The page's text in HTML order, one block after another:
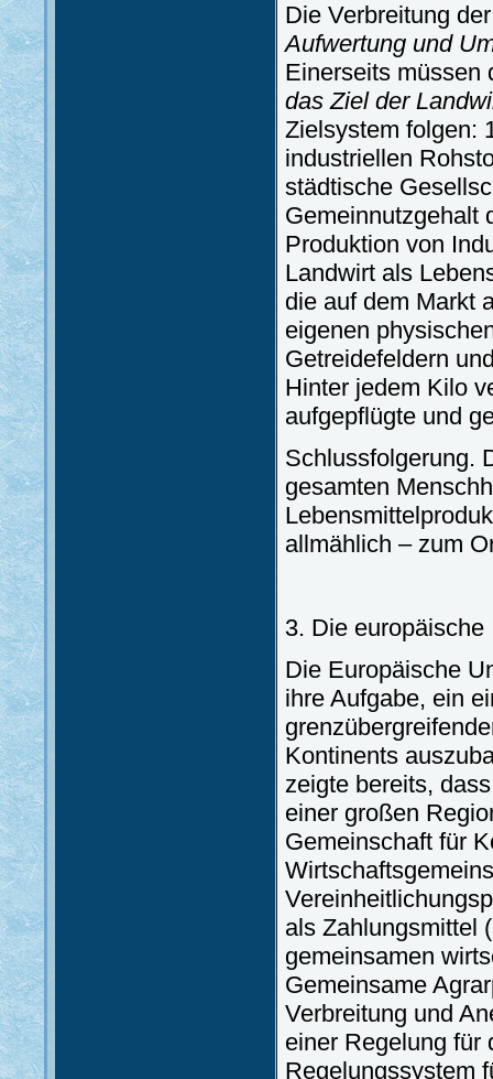
Die Verbreitung
Aufwertung und
Einerseits müssen
das Ziel der
Zielsystem folgen:
industriellen
städtische
Gemeinnutzgehalt
Produktion von
Landwirt als
die auf dem Markt
eigenen
Getreidefeldern
Hinter jedem Kilo
aufgepflügte und
Schlussfolgerung.
gesamten
allmählich – zum
3. Die europäische
Die Europäische
ihre Aufgabe, ein
Kontinents
zeigte bereits,
einer großen
Gemeinschaft für
als Zahlungsmittel
gemeinsamen
Gemeinsame
Verbreitung und
einer Regelung für
Regelungssystem